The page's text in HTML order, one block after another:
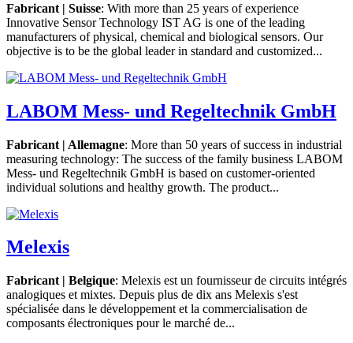
Fabricant | Suisse: With more than 25 years of experience
Innovative Sensor Technology IST AG is one of the leading
manufacturers of physical, chemical and biological sensors. Our
objective is to be the global leader in standard and customized...
LABOM Mess- und Regeltechnik GmbH
Fabricant | Allemagne: More than 50 years of success in industrial
measuring technology: The success of the family business LABOM
Mess- und Regeltechnik GmbH is based on customer-oriented
individual solutions and healthy growth. The product...
Melexis
Fabricant | Belgique: Melexis est un fournisseur de circuits intégrés
analogiques et mixtes. Depuis plus de dix ans Melexis s'est
spécialisée dans le développement et la commercialisation de
composants électroniques pour le marché de...